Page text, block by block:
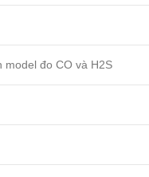
model đo CO và H2S